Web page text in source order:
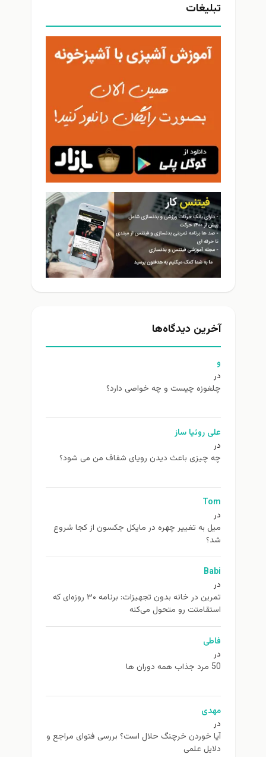
تبلیغات
آخرین دیدگاه‌ها
و
در
چلغوزه چیست و چه خواصی دارد؟
علی روئیا ساز
در
چه چیزی باعث دیدن رویای شفاف من می شود؟
Tom
در
ميل به تغيير چهره در مایکل جکسون از كجا شروع
شد؟
Babi
در
تمرین در خانه بدون تجهیزات: برنامه ۳۰ روزه‌ای که
استقامتت رو متحول می‌کنه
فاطی
در
50 مرد جذاب همه دوران ها
مهدی
در
آیا خوردن خرچنگ حلال است؟ بررسی فتوای مراجع و
دلایل علمی